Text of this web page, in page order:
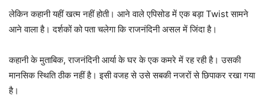
लेकिन कहानी यहीं खत्म नहीं होती। आने वाले एपिसोड में एक बड़ा Twist सामने
आने वाला है। दर्शकों को पता चलेगा कि राजनंदिनी असल में जिंदा है।
कहानी के मुताबिक, राजनंदिनी आर्या के घर के एक कमरे में रह रही है। उसकी
मानसिक स्थिति ठीक नहीं है। इसी वजह से उसे सबकी नजरों से छिपाकर रखा गया
है।